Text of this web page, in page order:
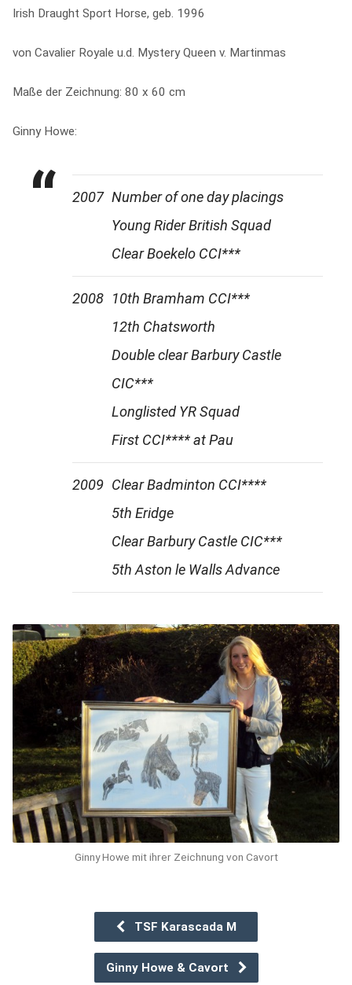
Irish Draught Sport Horse, geb. 1996
von Cavalier Royale u.d. Mystery Queen v. Martinmas
Maße der Zeichnung: 80 x 60 cm
Ginny Howe:
2007 Number of one day placings
Young Rider British Squad
Clear Boekelo CCI***
2008 10th Bramham CCI***
12th Chatsworth
Double clear Barbury Castle
CIC***
Longlisted YR Squad
First CCI**** at Pau
2009 Clear Badminton CCI****
5th Eridge
Clear Barbury Castle CIC***
5th Aston le Walls Advance
Ginny Howe mit ihrer Zeichnung von Cavort
TSF Karascada M
Ginny Howe & Cavort